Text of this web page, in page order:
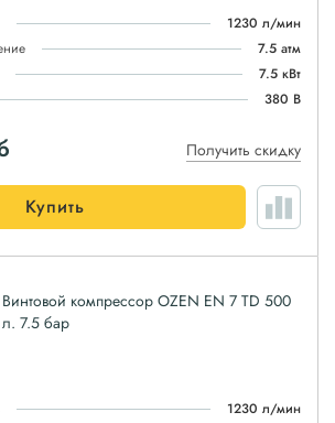
1230 л/мин
7.5 атм
7.5 кВт
380 В
Получить скидку
Купить
Винтовой компрессор OZEN EN 7 TD 500
л. 7.5 бар
1230 л/мин